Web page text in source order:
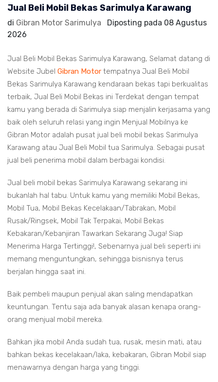
Jual Beli Mobil Bekas Sarimulya Karawang
di Gibran Motor Sarimulya Diposting pada 08 Agustus
2026
Jual Beli Mobil Bekas Sarimulya Karawang, Selamat datang di
Website Jubel Gibran Motor tempatnya Jual Beli Mobil
Bekas Sarimulya Karawang kendaraan bekas tapi berkualitas
terbaik, Jual Beli Mobil Bekas ini Terdekat dengan tempat
kamu yang berada di Sarimulya siap menjalin kerjasama yang
baik oleh seluruh relasi yang ingin Menjual Mobilnya ke
Gibran Motor adalah pusat jual beli mobil bekas Sarimulya
Karawang atau Jual Beli Mobil tua Sarimulya. Sebagai pusat
jual beli penerima mobil dalam berbagai kondisi.
Jual beli mobil bekas Sarimulya Karawang sekarang ini
bukanlah hal tabu. Untuk kamu yang memiliki Mobil Bekas,
Mobil Tua, Mobil Bekas Kecelakaan/Tabrakan, Mobil
Rusak/Ringsek, Mobil Tak Terpakai, Mobil Bekas
Kebakaran/Kebanjiran Tawarkan Sekarang Juga! Siap
Menerima Harga Tertinggi!, Sebenarnya jual beli seperti ini
memang menguntungkan, sehingga bisnisnya terus
berjalan hingga saat ini.
Baik pembeli maupun penjual akan saling mendapatkan
keuntungan. Tentu saja ada banyak alasan kenapa orang-
orang menjual mobil mereka.
Bahkan jika mobil Anda sudah tua, rusak, mesin mati, atau
bahkan bekas kecelakaan/laka, kebakaran, Gibran Mobil siap
menawarnya dengan harga yang tinggi.